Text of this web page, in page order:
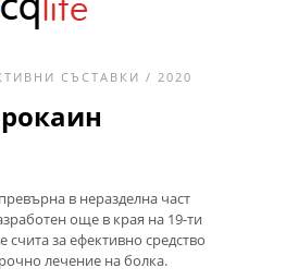
СЪСТАВКИ / 2020
в неразделна част
още в края на 19-ти
счита за ефективно средство
лечение на болка.